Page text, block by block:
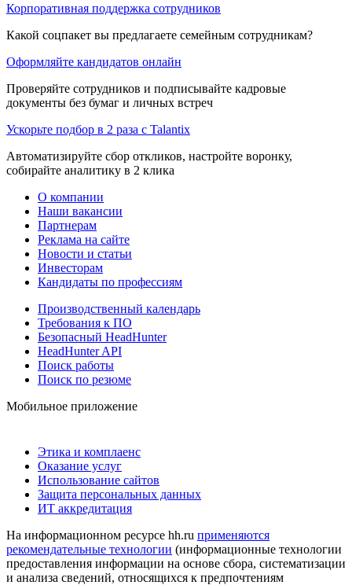
Корпоративная поддержка сотрудников
Какой соцпакет вы предлагаете семейным сотрудникам?
Оформляйте кандидатов онлайн
Проверяйте сотрудников и подписывайте кадровые
документы без бумаг и личных встреч
Ускорьте подбор в 2 раза с Talantix
Автоматизируйте сбор откликов, настройте воронку,
собирайте аналитику в 2 клика
О компании
Наши вакансии
Партнерам
Реклама на сайте
Новости и статьи
Инвесторам
Кандидаты по профессиям
Производственный календарь
Требования к ПО
Безопасный HeadHunter
HeadHunter API
Поиск работы
Поиск по резюме
Мобильное приложение
Этика и комплаенс
Оказание услуг
Использование сайтов
Защита персональных данных
ИТ аккредитация
На информационном ресурсе hh.ru применяются
рекомендательные технологии (информационные технологии
предоставления информации на основе сбора, систематизации
и анализа сведений, относящихся к предпочтениям